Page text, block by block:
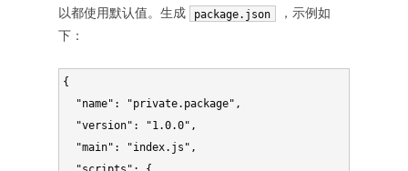
以都使用默认值。生成
package.json
，示例如
下：
{
  "name": "private.package",
  "version": "1.0.0",
  "main": "index.js",